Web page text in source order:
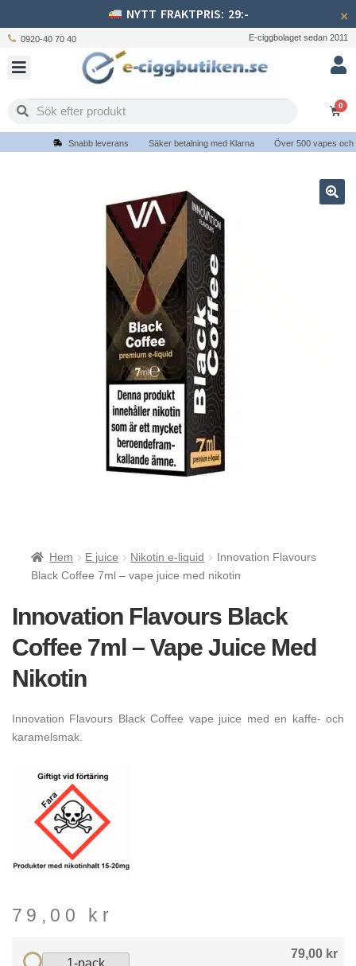
NYTT FRAKTPRIS: 29:- ×
0920-40 70 40 E-ciggbolaget sedan 2011
0
Snabb leverans Säker betalning med Klarna Över 500 vapes och e-
Hem E juice Nikotin e-liquid
Innovation Flavours
Black Coffee 7ml – vape juice med nikotin
Innovation Flavours Black
Coffee 7ml – Vape Juice Med
Nikotin
Innovation Flavours Black Coffee vape juice med en kaffe- och
karamelsmak.
79,00 kr
1-pack
79,00 kr